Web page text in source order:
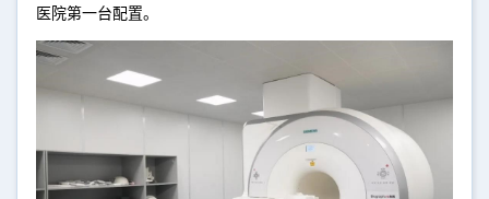
医院第一台配置。